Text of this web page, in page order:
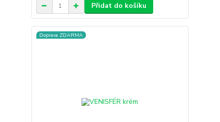
Přidat do košíku
Doprava ZDARMA